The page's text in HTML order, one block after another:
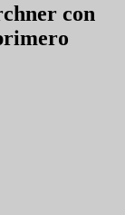
con